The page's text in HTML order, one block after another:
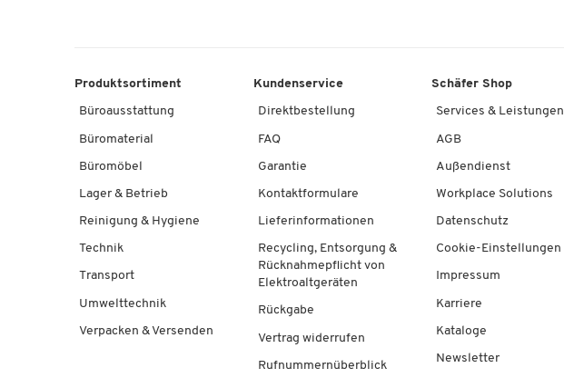
Produktsortiment
Büroausstattung
Büromaterial
Büromöbel
Lager & Betrieb
Reinigung & Hygiene
Technik
Transport
Umwelttechnik
Verpacken & Versenden
Kundenservice
Direktbestellung
FAQ
Garantie
Kontaktformulare
Lieferinformationen
Recycling, Entsorgung &
Rücknahmepflicht von
Elektroaltgeräten
Rückgabe
Vertrag widerrufen
Rufnummernüberblick
Schäfer Shop
Services & Leistungen
AGB
Außendienst
Workplace Solutions
Datenschutz
Cookie-Einstellungen
Impressum
Karriere
Kataloge
Newsletter